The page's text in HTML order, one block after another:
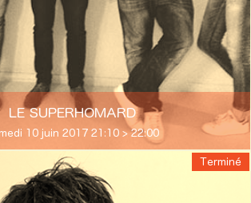
LE SUPERHOMARD
10 juin 2017 21:10 > 22:00
Terminé